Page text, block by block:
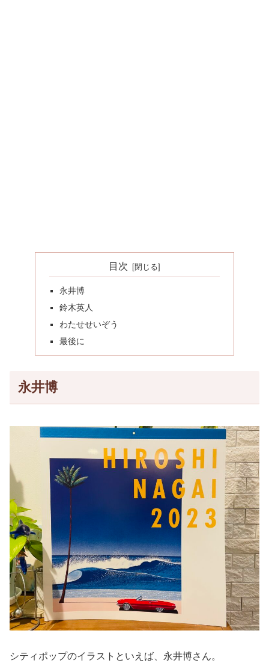
目次
永井博
鈴木英人
わたせせいぞう
最後に
永井博
シティポップのイラストといえば、永井博さん。